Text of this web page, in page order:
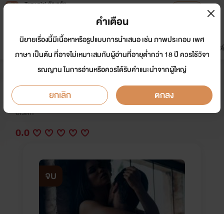
Tunwalai ธัญวลัย
หน้าแรก นิยาย อีบุ๊ก การ์ตูน
มาใหม่
ดรีมแชท ธัญลิสต์
ทาสรักมนตราเสน่หา
นักเขียน: รัตน์วรา&ปูริดา&Bobby Pin
อีโรติก
0.0
จบ
คำเตือน
นิยายเรื่องนี้มีเนื้อหาหรือรูปแบบการนำเสนอ เช่น ภาพประกอบ เพศ
ภาษา เป็นต้น ที่อาจไม่เหมาะสมกับผู้อ่านที่อายุต่ำกว่า 18 ปี ควรใช้วิจา
รณญาน ในการอ่านหรือควรได้รับคำแนะนำจากผู้ใหญ่
ยกเลิก ตกลง